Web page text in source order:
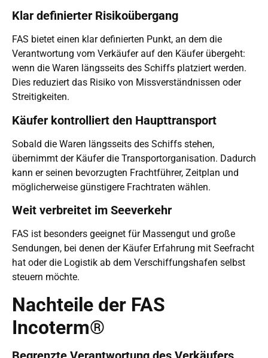
Klar definierter Risikoübergang
FAS bietet einen klar definierten Punkt, an dem die
Verantwortung vom Verkäufer auf den Käufer übergeht:
wenn die Waren längsseits des Schiffs platziert werden.
Dies reduziert das Risiko von Missverständnissen oder
Streitigkeiten.
Käufer kontrolliert den Haupttransport
Sobald die Waren längsseits des Schiffs stehen,
übernimmt der Käufer die Transportorganisation. Dadurch
kann er seinen bevorzugten Frachtführer, Zeitplan und
möglicherweise günstigere Frachtraten wählen.
Weit verbreitet im Seeverkehr
FAS ist besonders geeignet für Massengut und große
Sendungen, bei denen der Käufer Erfahrung mit Seefracht
hat oder die Logistik ab dem Verschiffungshafen selbst
steuern möchte.
Nachteile der FAS
Incoterm®